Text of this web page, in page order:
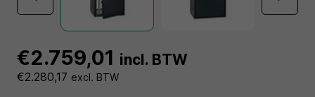
€2.759,01 incl. BTW
€2.280,17 excl. BTW